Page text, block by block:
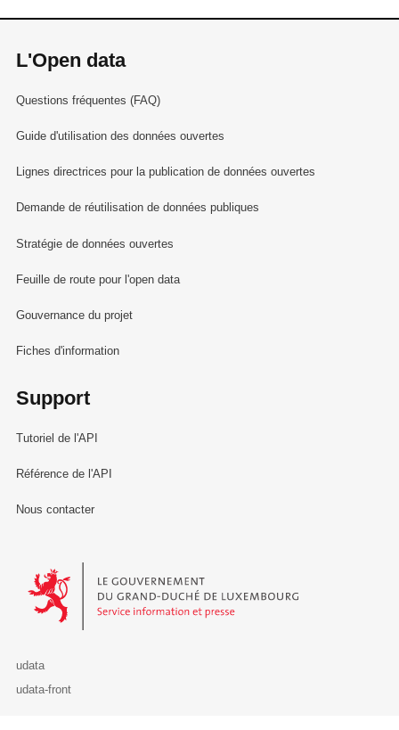
L'Open data
Questions fréquentes (FAQ)
Guide d'utilisation des données ouvertes
Lignes directrices pour la publication de données ouvertes
Demande de réutilisation de données publiques
Stratégie de données ouvertes
Feuille de route pour l'open data
Gouvernance du projet
Fiches d'information
Support
Tutoriel de l'API
Référence de l'API
Nous contacter
Le Gouvernement du Grand-Duché de Luxembourg - Service
udata
udata-front